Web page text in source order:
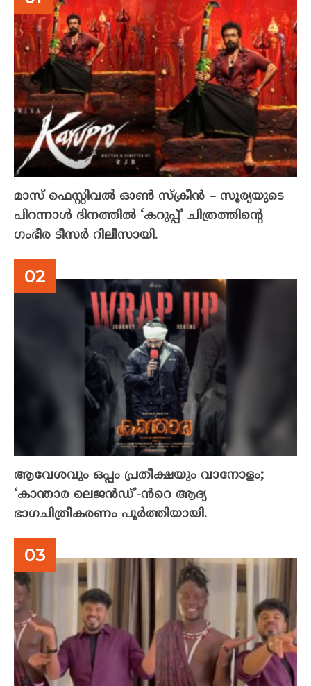
മാസ് ഫെസ്റ്റിവൽ ഓൺ സ്‌ക്രീൻ – സൂര്യയുടെ
പിറന്നാൾ ദിനത്തിൽ ‘കറുപ്പ്’ ചിത്രത്തിന്റെ
ഗംഭീര ടീസർ റിലീസായി.
ആവേശവും ഒപ്പം പ്രതീക്ഷയും വാനോളം;
‘കാന്താര ലെജൻഡ്’-ൻറെ ആദ്യ
ഭാഗചിത്രീകരണം പൂർത്തിയായി.